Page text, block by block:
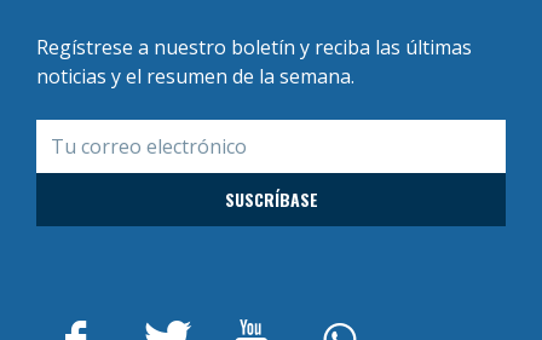
Regístrese a nuestro boletín y reciba las últimas
noticias y el resumen de la semana.